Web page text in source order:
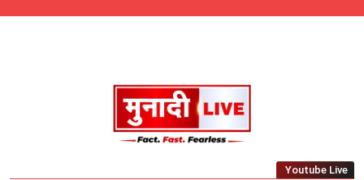
Munadi Live – Jharkhand's Leading Local
Youtube Live